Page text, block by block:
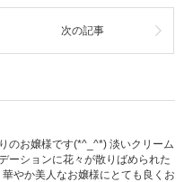
次の記事
のお嬢様です(*^_^*) 淡いクリーム
ーションに花々が散りばめられた
華やか美人なお嬢様にとても良くお